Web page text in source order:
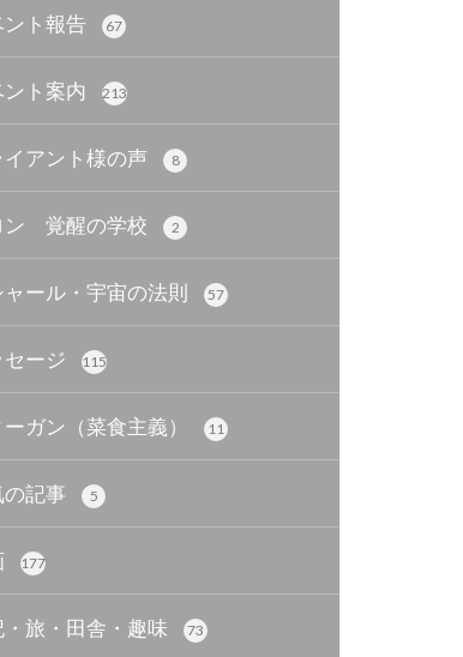
ント報告 67
ント案内 213
イアント様の声 8
ン 覚醒の学校 2
ール・宇宙の法則 57
セージ 115
ーガン（菜食主義） 11
の記事 5
177
・旅・田舎・趣味 73